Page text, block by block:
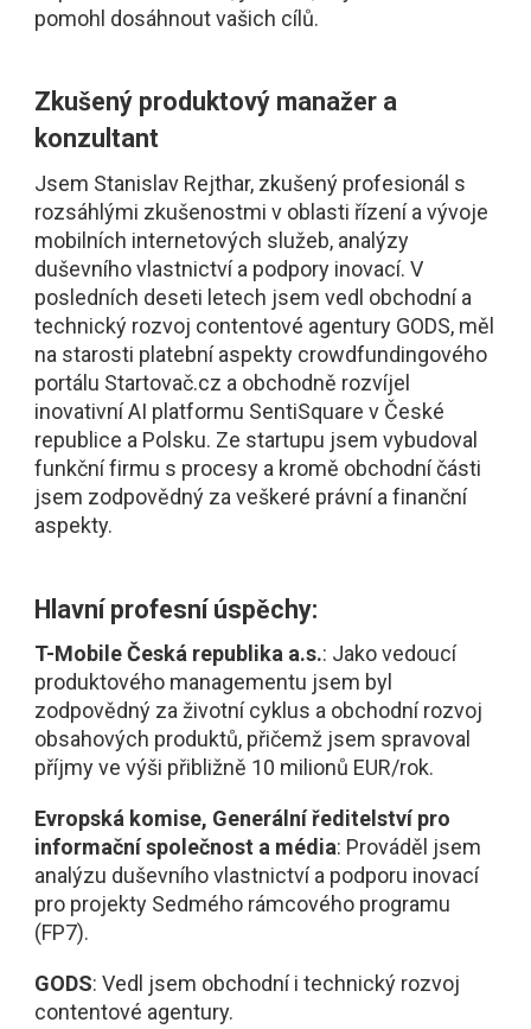
pomohl dosáhnout vašich cílů.
Zkušený produktový manažer a
konzultant
Jsem Stanislav Rejthar, zkušený profesionál s
rozsáhlými zkušenostmi v oblasti řízení a vývoje
mobilních internetových služeb, analýzy
duševního vlastnictví a podpory inovací. V
posledních deseti letech jsem vedl obchodní a
technický rozvoj contentové agentury GODS, měl
na starosti platební aspekty crowdfundingového
portálu Startovač.cz a obchodně rozvíjel
inovativní AI platformu SentiSquare v České
republice a Polsku. Ze startupu jsem vybudoval
funkční firmu s procesy a kromě obchodní části
jsem zodpovědný za veškeré právní a finanční
aspekty.
Hlavní profesní úspěchy:
T-Mobile Česká republika a.s.: Jako vedoucí
produktového managementu jsem byl
zodpovědný za životní cyklus a obchodní rozvoj
obsahových produktů, přičemž jsem spravoval
příjmy ve výši přibližně 10 milionů EUR/rok.
Evropská komise, Generální ředitelství pro
informační společnost a média: Prováděl jsem
analýzu duševního vlastnictví a podporu inovací
pro projekty Sedmého rámcového programu
(FP7).
GODS: Vedl jsem obchodní i technický rozvoj
contentové agentury.